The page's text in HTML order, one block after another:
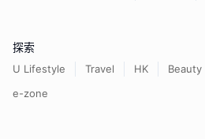
探索
U Lifestyle Travel HK Beauty
e-zone